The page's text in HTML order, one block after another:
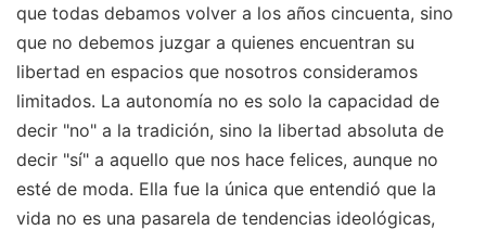
que todas debamos volver a los años cincuenta, sino
que no debemos juzgar a quienes encuentran su
libertad en espacios que nosotros consideramos
limitados. La autonomía no es solo la capacidad de
decir "no" a la tradición, sino la libertad absoluta de
decir "sí" a aquello que nos hace felices, aunque no
esté de moda. Ella fue la única que entendió que la
vida no es una pasarela de tendencias ideológicas,